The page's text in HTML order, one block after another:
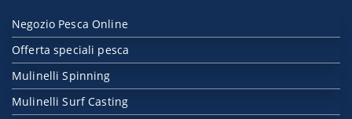
Negozio Pesca Online
Offerta speciali pesca
Mulinelli Spinning
Mulinelli Surf Casting